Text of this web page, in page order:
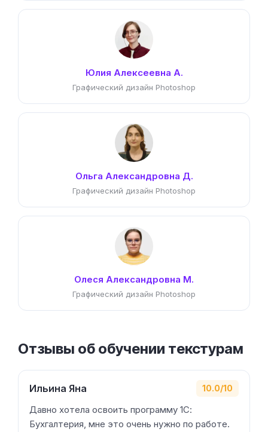
Юлия Алексеевна А.
Графический дизайн Photoshop
Ольга Александровна Д.
Графический дизайн Photoshop
Олеся Александровна М.
Графический дизайн Photoshop
Отзывы об обучении текстурам
Ильина Яна 10.0/10
Давно хотела освоить программу 1С:
Бухгалтерия, мне это очень нужно по работе.